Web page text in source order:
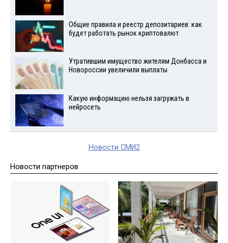
Общие правила и реестр депозитариев: как
будет работать рынок криптовалют
Утратившим имущество жителям Донбасса и
Новороссии увеличили выплаты
Какую информацию нельзя загружать в
нейросеть
Новости СМИ2
Новости партнеров